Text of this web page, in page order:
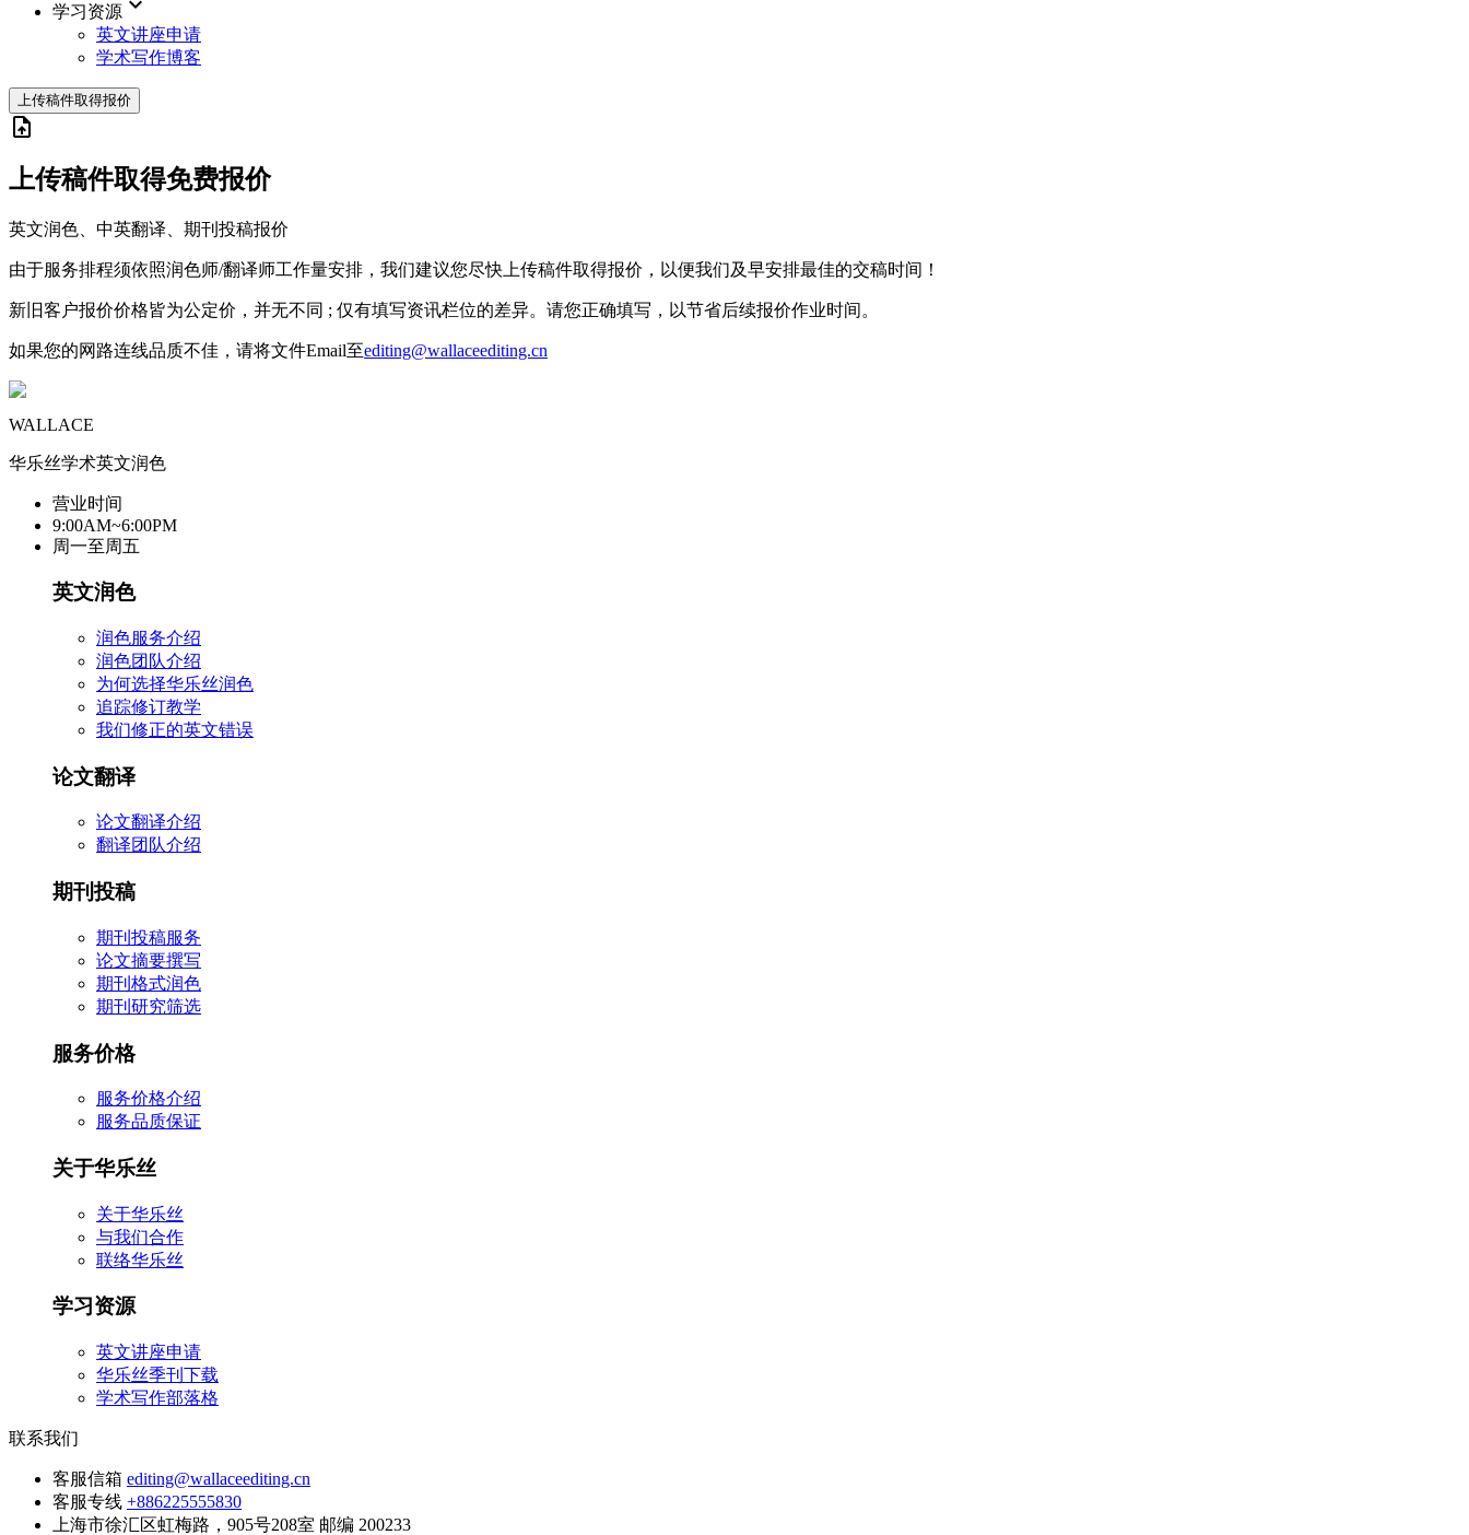
学习资源
英文讲座申请
学术写作博客
上传稿件取得报价
upload_file
上传稿件取得免费报价
英文润色、中英翻译、期刊投稿报价
由于服务排程须依照润色师/翻译师工作量安排，我们建议您尽快上传稿件取得报价，以便我们及早安排最佳的交稿时间！
新旧客户报价价格皆为公定价，并无不同 ; 仅有填写资讯栏位的差异。请您正确填写，以节省后续报价作业时间。
如果您的网路连线品质不佳，请将文件Email至editing@wallaceediting.cn
WALLACE
华乐丝学术英文润色
营业时间
9:00AM~6:00PM
周一至周五
英文润色
润色服务介绍
润色团队介绍
为何选择华乐丝润色
追踪修订教学
我们修正的英文错误
论文翻译
论文翻译介绍
翻译团队介绍
期刊投稿
期刊投稿服务
论文摘要撰写
期刊格式润色
期刊研究筛选
服务价格
服务价格介绍
服务品质保证
关于华乐丝
关于华乐丝
与我们合作
联络华乐丝
学习资源
英文讲座申请
华乐丝季刊下载
学术写作部落格
联系我们
客服信箱 editing@wallaceediting.cn
客服专线 +886225555830
上海市徐汇区虹梅路，905号208室 邮编 200233